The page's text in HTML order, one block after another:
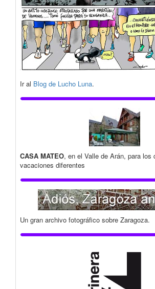
Ir al Blog de Lucho Luna.
CASA MATEO, en el Valle de Arán, para los
vacaciones diferentes
Un gran archivo fotográfico sobre Zaragoza.